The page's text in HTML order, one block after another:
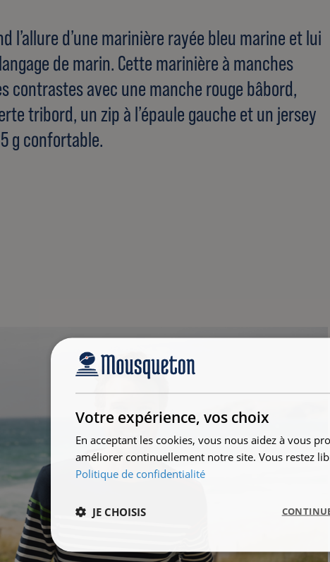
l’allure d’une marinière rayée bleu marine et lui
de marin. Cette marinière à manches
contrastes avec une manche rouge bâbord,
tribord, un zip à l’épaule gauche et un jersey
g confortable.
Votre expérience, vos choix
En acceptant les cookies, vous nous aidez à vous
améliorer continuellement notre site. Vous restez
Politique de confidentialité
JE CHOISIS